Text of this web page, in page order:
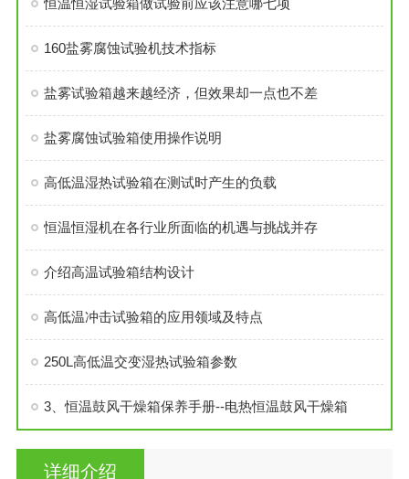
160盐雾腐蚀试验机技术指标
盐雾试验箱越来越经济，但效果却一点也不差
盐雾腐蚀试验箱使用操作说明
高低温湿热试验箱在测试时产生的负载
恒温恒湿机在各行业所面临的机遇与挑战并存
介绍高温试验箱结构设计
高低温冲击试验箱的应用领域及特点
250L高低温交变湿热试验箱参数
3、恒温鼓风干燥箱保养手册--电热恒温鼓风干燥箱
详细介绍